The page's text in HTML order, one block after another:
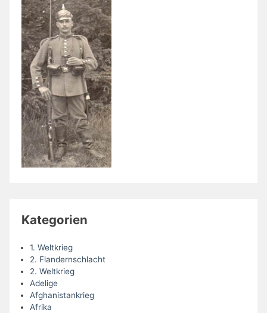
Kategorien
1. Weltkrieg
2. Flandernschlacht
2. Weltkrieg
Adelige
Afghanistankrieg
Afrika